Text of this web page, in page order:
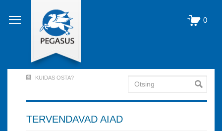
edasi
põhisisu
0
Account
Menu
KUIDAS OSTA? Otsing
TERVENDAVAD AIAD